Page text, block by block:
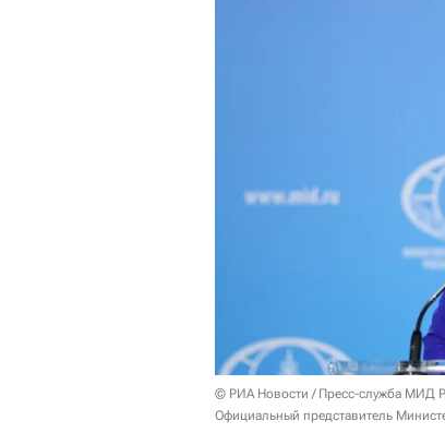
© РИА Новости / Пресс-служба МИД
Официальный представитель